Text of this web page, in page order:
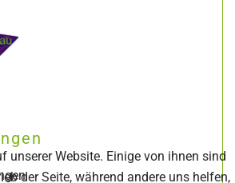
unserer Website. Einige von ihnen sind
der Seite, während andere uns helfen,